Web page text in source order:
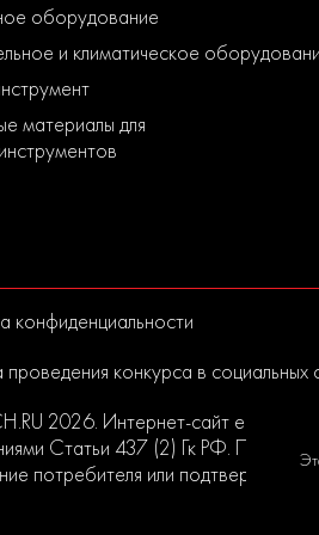
оборудование
и климатическое
материалы для
конфиденциальности
конкурса в социальных
2026. Интернет-сайт
Статьи 437 (2) Гк РФ.
потребителя или